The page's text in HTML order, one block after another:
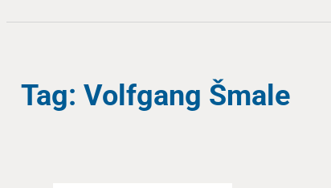
Tag: Volfgang Šmale